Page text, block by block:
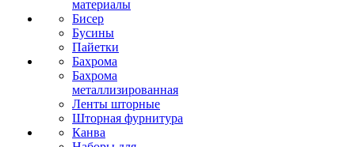
материалы
Бисер
Бусины
Пайетки
Бахрома
Бахрома
металлизированная
Ленты шторные
Шторная фурнитура
Канва